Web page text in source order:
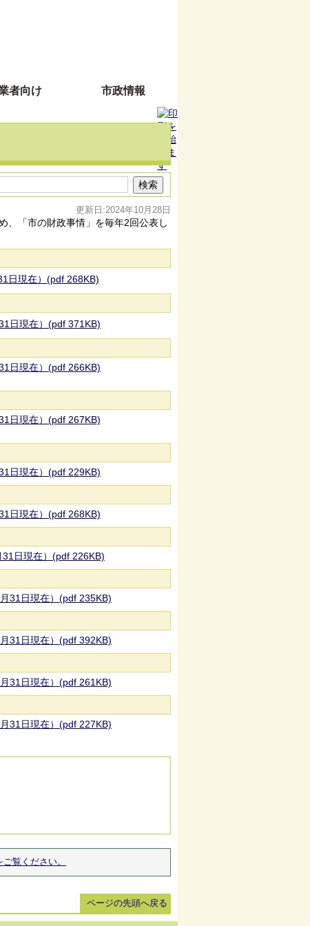
者向け 市政情報
更新日:2024年10月28日
、「市の財政事情」を毎年2回公表し
日現在）(pdf 268KB)
日現在）(pdf 371KB)
日現在）(pdf 266KB)
日現在）(pdf 267KB)
日現在）(pdf 229KB)
日現在）(pdf 268KB)
日現在）(pdf 226KB)
31日現在）(pdf 235KB)
31日現在）(pdf 392KB)
31日現在）(pdf 261KB)
31日現在）(pdf 227KB)
覧ください。
ページの先頭へ戻る